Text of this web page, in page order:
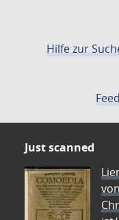
Hilfe zur
Just scanned